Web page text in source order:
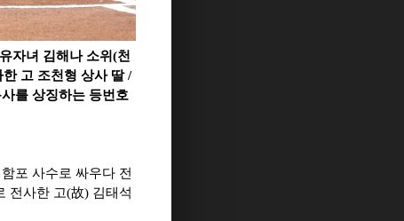
자녀 김해나 소위(천
고 조천형 상사 딸 /
를 상징하는 등번호
함포 사수로 싸우다 전
전사한 고(故) 김태석